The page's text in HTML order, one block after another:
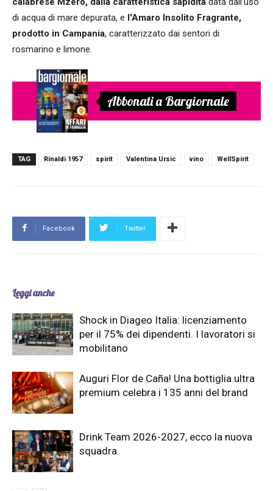
di acqua di mare depurata, e l'Amaro Insolito Fragrante,
prodotto in Campania, caratterizzato dai sentori di
rosmarino e limone.
Abbonati a Bargiornale
TAG Rinaldi 1957 spirit Valentina Ursic vino WellSpirit
Facebook Twitter
Leggi anche
Shock in Diageo Italia: licenziamento
per il 75% dei dipendenti. I lavoratori si
mobilitano
Auguri Flor de Caña! Una bottiglia ultra
premium celebra i 135 anni del brand
Drink Team 2026-2027, ecco la nuova
squadra